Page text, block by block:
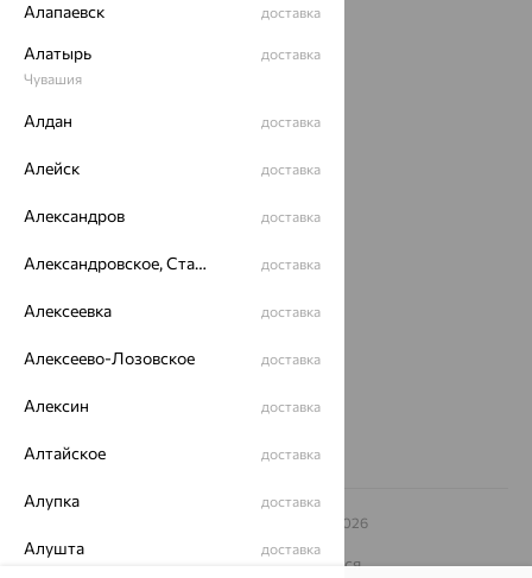
Акции
Магазины
Покупателям
О нас
Магазины и доставка
еще 3
8 (800) 250-02-30
– 2026
Архив акций
На информационном ресурсе применяются
Алапаевск доставка
Алатырь
Чувашия
доставка
Алдан доставка
Алейск доставка
Александров доставка
Александровское, Ставропольский край доставка
Алексеевка доставка
Алексеево-Лозовское доставка
Алексин доставка
Алтайское доставка
Алупка доставка
Алушта доставка